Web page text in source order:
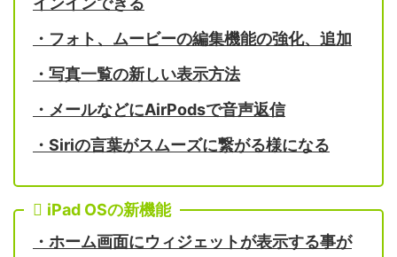
・フォト、ムービーの編集機能の強化、追加
・写真一覧の新しい表示方法
・メールなどにAirPodsで音声返信
・ Siriの言葉がスムーズに繋がる様になる
iPad OSの新機能
・ホーム画面にウィジェットが表示する事が